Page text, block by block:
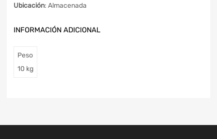
Ubicación: Almacenada
INFORMACIÓN ADICIONAL
Peso
10 kg